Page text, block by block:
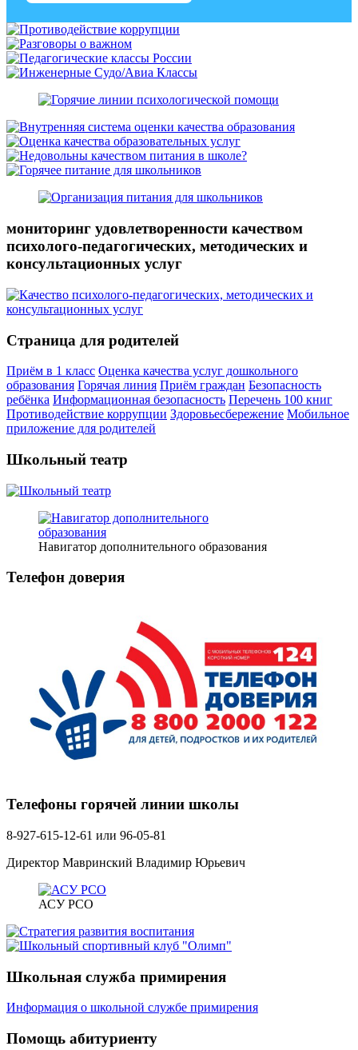
мониторинг удовлетворенности качеством
психолого-педагогических, методических и
консультационных услуг
Страница для родителей
Приём в 1 класс Оценка качества услуг дошкольного
образования Горячая линия Приём граждан Безопасность
ребёнка Информационная безопасность Перечень 100 книг
Противодействие коррупции Здоровьесбережение Мобильное
приложение для родителей
Школьный театр
Навигатор дополнительного образования
Телефон доверия
Телефоны горячей линии школы
8-927-615-12-61 или 96-05-81
Директор Мавринский Владимир Юрьевич
АСУ РСО
Школьная служба примирения
Информация о школьной службе примирения
Помощь абитуриенту